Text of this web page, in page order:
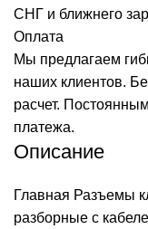
СНГ и ближнего
Оплата
Мы предлагаем
наших клиентов.
расчет.
платежа.
Описание
Главная Разъемы
разборные с